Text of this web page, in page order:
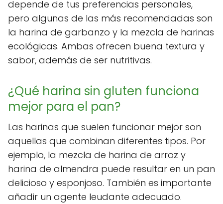
depende de tus preferencias personales,
pero algunas de las más recomendadas son
la harina de garbanzo y la mezcla de harinas
ecológicas. Ambas ofrecen buena textura y
sabor, además de ser nutritivas.
¿Qué harina sin gluten funciona
mejor para el pan?
Las harinas que suelen funcionar mejor son
aquellas que combinan diferentes tipos. Por
ejemplo, la mezcla de harina de arroz y
harina de almendra puede resultar en un pan
delicioso y esponjoso. También es importante
añadir un agente leudante adecuado.